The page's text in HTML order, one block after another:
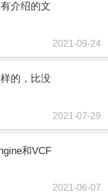
介绍的文
2021-09-24
的，比没
2021-07-29
和VCF
2021-06-07